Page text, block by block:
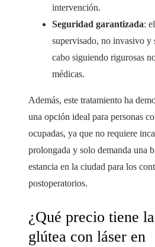
intervención.
Seguridad garantizada:
supervisado, no invasivo y
cabo siguiendo rigurosas
médicas.
Además, este tratamiento ha
una opción ideal para personas
ocupadas, ya que no requiere
prolongada y solo demanda una
estancia en la ciudad para los
postoperatorios.
¿Qué precio tiene
glútea con láser en